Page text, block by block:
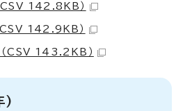
CSV 142.8KB）
CSV 142.9KB）
CSV 143.2KB）
)